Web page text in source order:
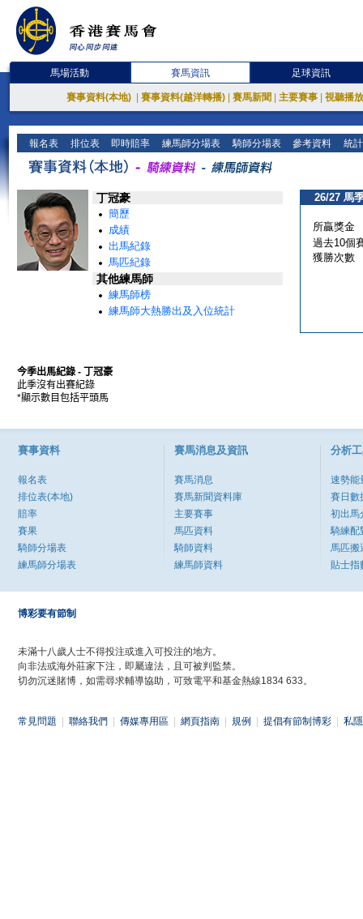
馬場活動 賽馬資訊 足球資訊
賽事資料(本地) 賽事資料(越洋轉播) 賽馬新聞 主要賽事 視聽播
報名表 排位表 即時賠率 練馬師分場表 騎師分場表 參考資料 統
丁冠豪
簡歷
成績
出馬紀錄
馬匹紀錄
其他練馬師
練馬師榜
練馬師大熱勝出及入位統計
26/27 馬
所贏獎金
過去10個
獲勝次數
今季出馬紀錄 - 丁冠豪
此季沒有出賽紀錄
*顯示數目包括平頭馬
賽事資料
報名表
排位表(本地)
賠率
賽果
騎師分場表
練馬師分場表
賽馬消息及資訊
賽馬消息
賽馬新聞資料庫
主要賽事
馬匹資料
騎師資料
練馬師資料
分析
速勢能
賽日數
初出馬
騎練配
馬匹搬
貼士指
博彩要有節制
未滿十八歲人士不得投注或進入可投注的地方。
向非法或海外莊家下注，即屬違法，且可被判監禁。
切勿沉迷賭博，如需尋求輔導協助，可致電平和基金熱線1834 633。
常見問題 聯絡我們 傳媒專用區 網頁指南 規例 提倡有節制博彩 私